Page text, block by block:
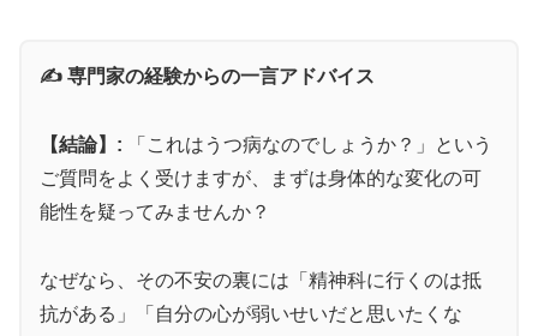
✍️ 専門家の経験からの一言アドバイス
【結論】: 「これはうつ病なのでしょうか？」という
ご質問をよく受けますが、まずは身体的な変化の可
能性を疑ってみませんか？
なぜなら、その不安の裏には「精神科に行くのは抵
抗がある」「自分の心が弱いせいだと思いたくな